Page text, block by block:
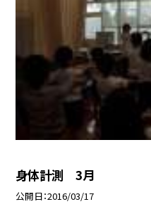
身体計測 3月
公開日 2016/03/17